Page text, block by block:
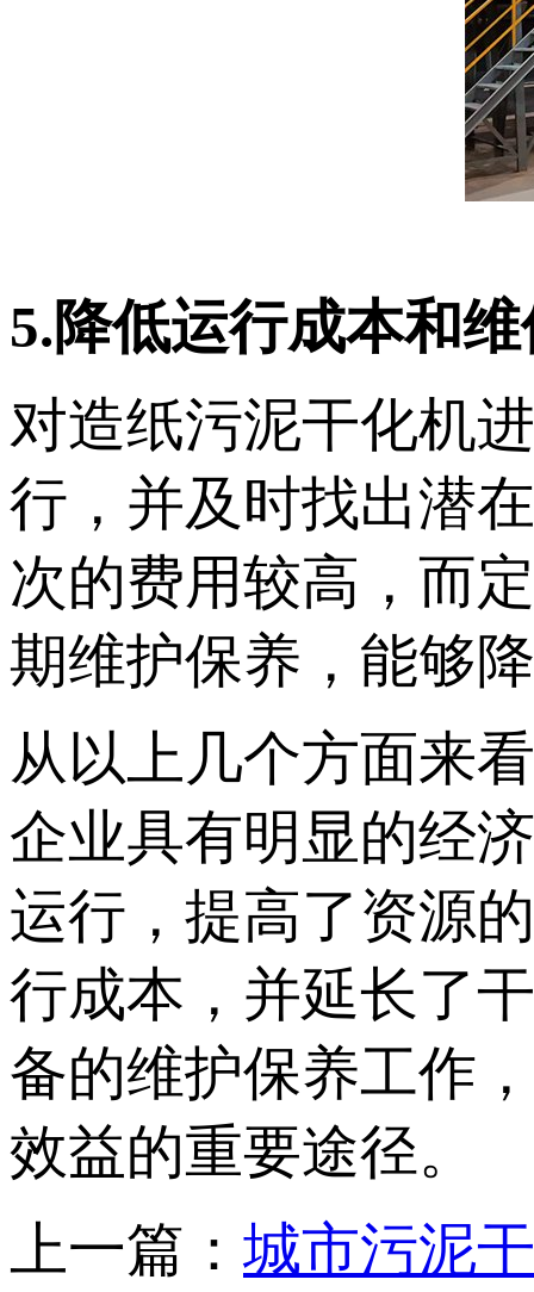
5.降低运行成本和
对造纸污泥干化机
行，并及时找出潜
次的费用较高，而
期维护保养，能够
从以上几个方面来
企业具有明显的经
运行，提高了资源
行成本，并延长了
备的维护保养工作
效益的重要途径。
上一篇： 城市污泥